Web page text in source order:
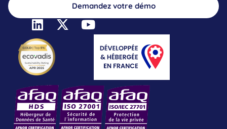
Demandez votre démo